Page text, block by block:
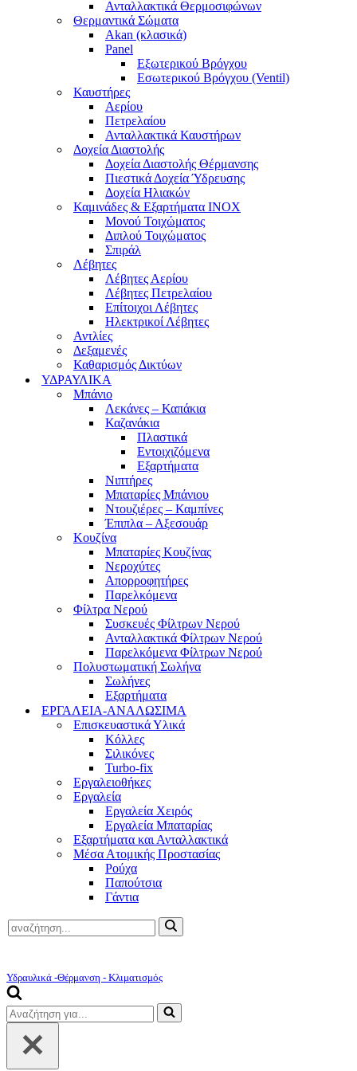
Ανταλλακτικά Θερμοσιφώνων
Θερμαντικά Σώματα
Akan (κλασικά)
Panel
Εξωτερικού Βρόγχου
Εσωτερικού Βρόγχου (Ventil)
Καυστήρες
Αερίου
Πετρελαίου
Ανταλλακτικά Καυστήρων
Δοχεία Διαστολής
Δοχεία Διαστολής Θέρμανσης
Πιεστικά Δοχεία Ύδρευσης
Δοχεία Ηλιακών
Καμινάδες & Εξαρτήματα ΙΝΟΧ
Μονού Τοιχώματος
Διπλού Τοιχώματος
Σπιράλ
Λέβητες
Λέβητες Αερίου
Λέβητες Πετρελαίου
Επίτοιχοι Λέβητες
Ηλεκτρικοί Λέβητες
Αντλίες
Δεξαμενές
Καθαρισμός Δικτύων
ΥΔΡΑΥΛΙΚΑ
Μπάνιο
Λεκάνες – Καπάκια
Καζανάκια
Πλαστικά
Εντοιχιζόμενα
Εξαρτήματα
Νιπτήρες
Μπαταρίες Μπάνιου
Ντουζιέρες – Καμπίνες
Έπιπλα – Αξεσουάρ
Κουζίνα
Μπαταρίες Κουζίνας
Νεροχύτες
Απορροφητήρες
Παρελκόμενα
Φίλτρα Νερού
Συσκευές Φίλτρων Νερού
Ανταλλακτικά Φίλτρων Νερού
Παρελκόμενα Φίλτρων Νερού
Πολυστωματική Σωλήνα
Σωλήνες
Εξαρτήματα
ΕΡΓΑΛΕΙΑ-ΑΝΑΛΩΣΙΜΑ
Επισκευαστικά Υλικά
Κόλλες
Σιλικόνες
Turbo-fix
Εργαλειοθήκες
Εργαλεία
Εργαλεία Χειρός
Εργαλεία Μπαταρίας
Εξαρτήματα και Ανταλλακτικά
Μέσα Ατομικής Προστασίας
Ρούχα
Παπούτσια
Γάντια
Αναζήτηση
για...
Υδραυλικά -Θέρμανση - Κλιματισμός
Αναζήτηση
για...